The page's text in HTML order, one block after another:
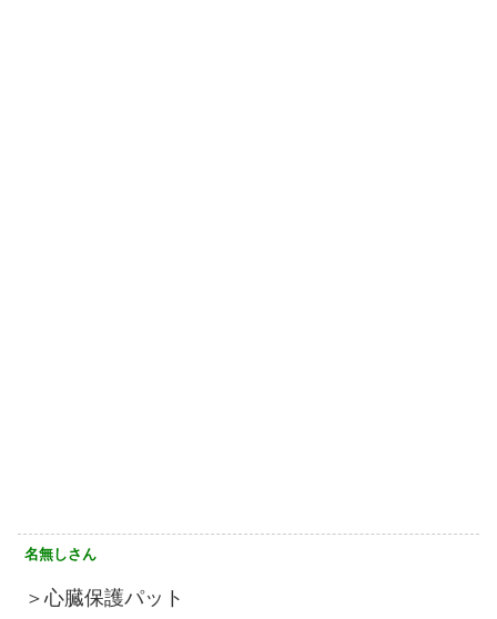
名無しさん
＞心臓保護パット